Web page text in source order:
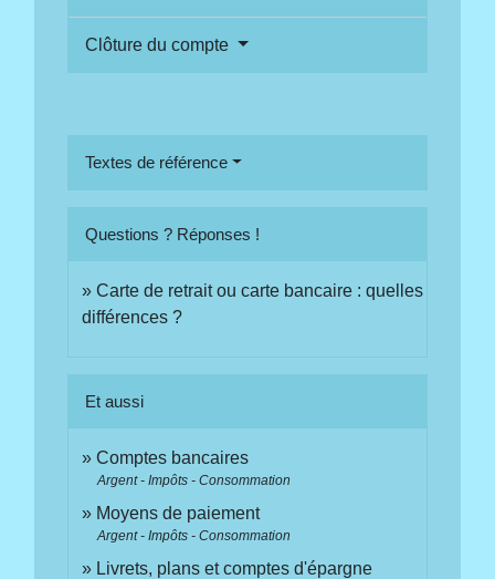
Clôture du compte
Textes de référence
Questions ? Réponses !
Carte de retrait ou carte bancaire : quelles
différences ?
Et aussi
Comptes bancaires
Argent - Impôts - Consommation
Moyens de paiement
Argent - Impôts - Consommation
Livrets, plans et comptes d'épargne